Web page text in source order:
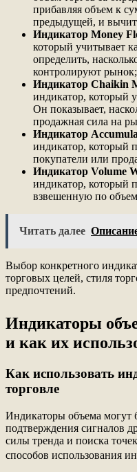
прибавляя объем к
предыдущей, и
Индикатор Money
который учитывает
определить,
контролируют рынок;
Индикатор Chaikin
индикатор, который
Он показывает,
продажная сила на
Индикатор
индикатор, который
покупатели или
Индикатор Volume
индикатор, который
взвешенную по
Читать далее
Выбор конкретного
торговых целей, стиля
предпочтений.
Индикаторы
и как их
Как использовать
торговле
Индикаторы объема могут
подтверждения сигналов
силы тренда и поиска
способов использования